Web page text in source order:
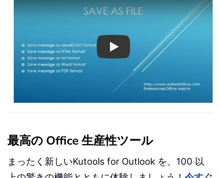
Play
最高の Office 生産性ツール
まったく新しいKutools for Outlook を、100 以